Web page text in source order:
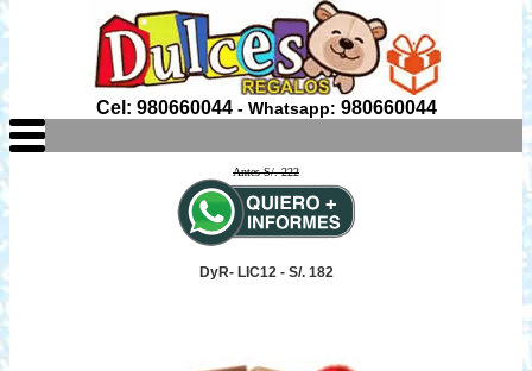
Cel: 980660044- Whatsapp: 980660044
Antes S/. 222
DyR- LIC12 - S/. 182